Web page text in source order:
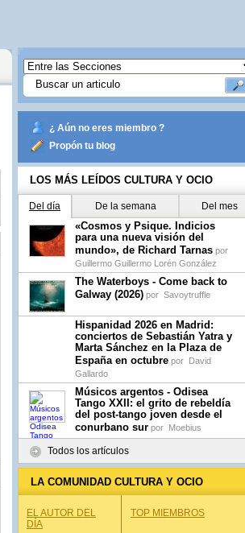
¿ Aún no eres miembro ?
Propón tu blog
LOS MÁS LEÍDOS CULTURA Y OCIO
Del día De la semana Del mes
«Cosmos y Psique. Indicios
para una nueva visión del
mundo», de Richard Tarnas por
Guillermo Guillermo Lorén González
The Waterboys - Come back to
Galway (2026) por Savoytruffle
Hispanidad 2026 en Madrid:
conciertos de Sebastián Yatra y
Marta Sánchez en la Plaza de
España en octubre por David
Gallardo
Músicos argentos - Odisea
Tango XXII: el grito de rebeldía
del post-tango joven desde el
conurbano sur por Moebius
Todos los artículos
LA COMUNIDAD CULTURA Y OCIO
EL AUTOR DEL
DÍA
TOP MIEMBROS